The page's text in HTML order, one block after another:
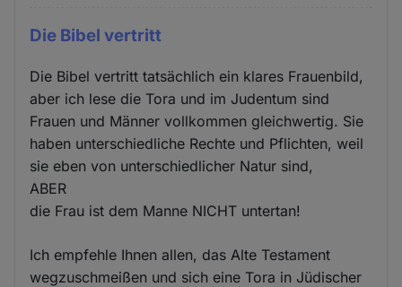
Die Bibel vertritt
Die Bibel vertritt tatsächlich ein klares Frauenbild,
aber ich lese die Tora und im Judentum sind
Frauen und Männer vollkommen gleichwertig. Sie
haben unterschiedliche Rechte und Pflichten, weil
sie eben von unterschiedlicher Natur sind,
ABER
die Frau ist dem Manne NICHT untertan!
Ich empfehle Ihnen allen, das Alte Testament
wegzuschmeißen und sich eine Tora in Jüdischer